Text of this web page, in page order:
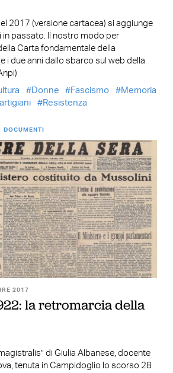
2017 (versione cartacea) si aggiunge
in passato. Il nostro modo per
Carta fondamentale della
i due anni dallo sbarco sul web della
Donne Fascismo
Memoria
Resistenza
DOCUMENTI
2017
la retromarcia della
di Giulia Albanese, docente
tenuta in Campidoglio lo scorso 28